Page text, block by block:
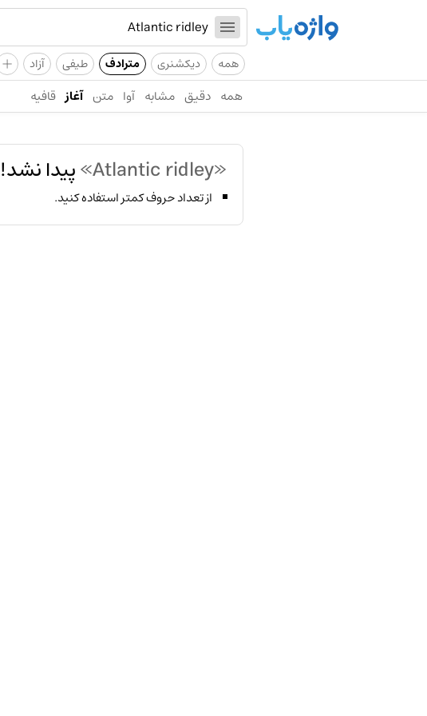
همه دیکشنری مترادف طیفی آزاد +
همه دقیق مشابه آوا متن آغاز قافیه
«Atlantic ridley» پیدا نشد!
از تعداد حروف کمتر استفاده کنید.